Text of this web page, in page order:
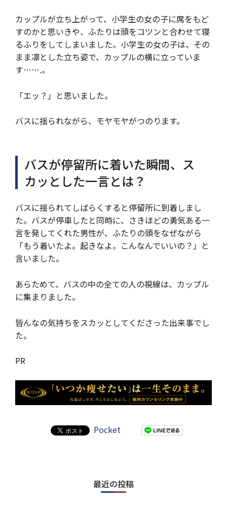
カップルが立ち上がって、小学生の女の子に席をもど
すのかと思いきや、ふたりは頭をコツンと合わせて寝
るふりをしてしまいました。小学生の女の子は、その
まま凛とした立ち姿で、カップルの横に立っていま
す…….。
「エッ？」と思いました。
バスに揺られながら、モヤモヤがつのります。
バスが停留所に着いた瞬間、ス
カッとした一言とは？
バスに揺られてしばらくすると停留所に到着しまし
た。バスが停車したと同時に、さきほどの勇気ある一
言を発してくれた男性が、ふたりの頭をなぜながら
「もう着いたよ。起きなよ。こんなんでいいの？」と
言いました。
あらためて、バスの中の全ての人の視線は、カップル
に集まりました。
皆んなの気持ちをスカッとしてくださった出来事でし
た。
PR
Pocket
最近の投稿